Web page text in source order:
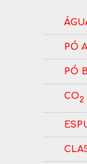
Pó
Pó
CO2